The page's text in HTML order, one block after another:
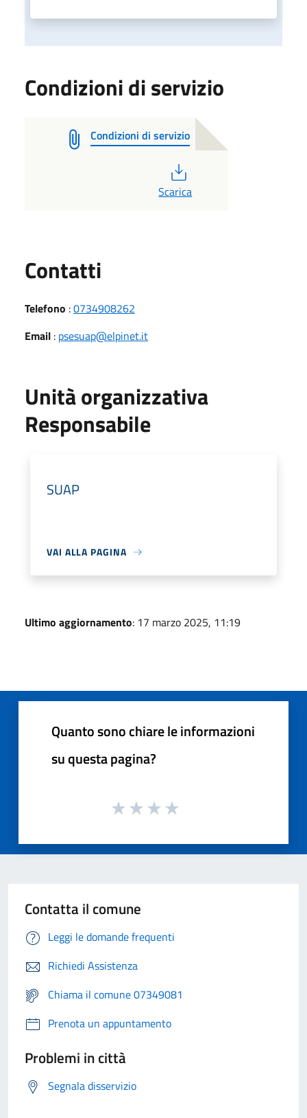
Condizioni di servizio
Condizioni di servizio
Scarica
Contatti
Telefono :0734908262
Email : psesuap@elpinet.it
Unità organizzativa
Responsabile
SUAP
VAI ALLA PAGINA
Ultimo aggiornamento: 17 marzo 2025, 11:19
Quanto sono chiare le informazioni
su questa pagina?
Contatta il comune
Leggi le domande frequenti
Richiedi Assistenza
Chiama il comune 07349081
Prenota un appuntamento
Problemi in città
Segnala disservizio